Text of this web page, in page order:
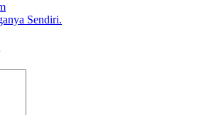
Sendiri.